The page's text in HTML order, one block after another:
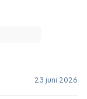
23 juni 2026